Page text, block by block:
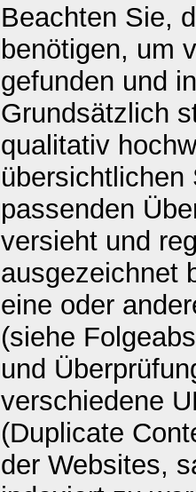
Beachten Sie,
benötigen, um
gefunden und
Grundsätzlich
qualitativ
übersichtlichen
passenden
versieht und
ausgezeichnet
eine oder
(siehe
und
verschiedene
(Duplicate
der Websites,